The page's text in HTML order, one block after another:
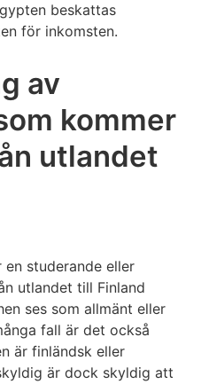
beskattas
för inkomsten.
av
kommer
utlandet
studerande eller
utlandet till Finland
ses som allmänt eller
fall är det också
är finländsk eller
är dock skyldig att